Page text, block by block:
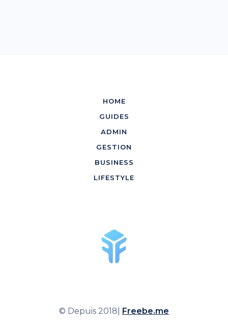
HOME
GUIDES
ADMIN
GESTION
BUSINESS
LIFESTYLE
© Depuis 2018| Freebe.me